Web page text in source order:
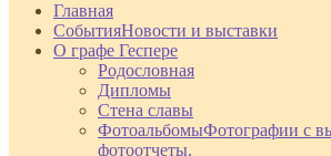
Главная
СобытияНовости и выставки
О графе Геспере
Родословная
Дипломы
Стена славы
ФотоальбомыФотографии с
фотоотчеты.